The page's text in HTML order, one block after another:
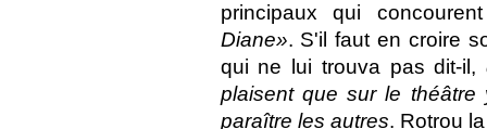
principaux qui
Diane». S'il faut en croire
qui ne lui trouva pas dit-il,
plaisent que sur le
paraître les autres. Rotrou